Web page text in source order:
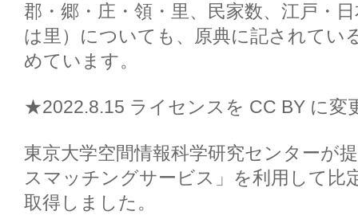
郡・郷・庄・領・里、民家数、江戸・
は里）についても、原典に記されてい
めています。
★2022.8.15 ライセンスを CC BY に変
東京大学空間情報科学研究センターが
スマッチングサービス」を利用して比
取得しました。